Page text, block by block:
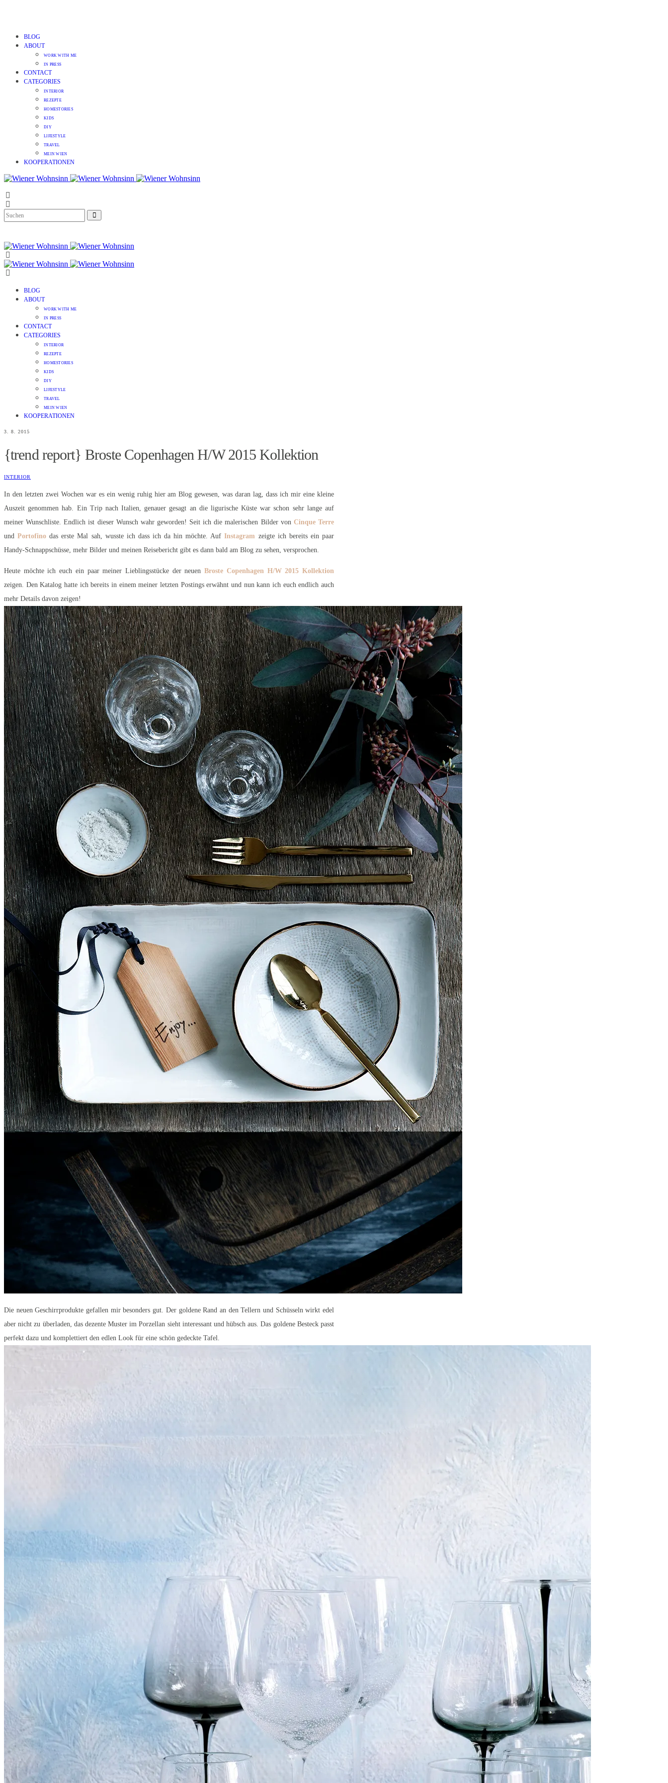
BLOG
ABOUT
WORK WITH ME
IN PRESS
CONTACT
CATEGORIES
INTERIOR
REZEPTE
HOMESTORIES
KIDS
DIY
LIFESTYLE
TRAVEL
MEIN WIEN
KOOPERATIONEN
BLOG
ABOUT
WORK WITH ME
IN PRESS
CONTACT
CATEGORIES
INTERIOR
REZEPTE
HOMESTORIES
KIDS
DIY
LIFESTYLE
TRAVEL
MEIN WIEN
KOOPERATIONEN
3. 8. 2015
{trend report} Broste Copenhagen H/W 2015 Kollektion
INTERIOR
In den letzten zwei Wochen war es ein wenig ruhig hier am Blog gewesen, was daran lag, dass ich mir eine kleine
Auszeit genommen hab. Ein Trip nach Italien, genauer gesagt an die ligurische Küste war schon sehr lange auf
meiner Wunschliste. Endlich ist dieser Wunsch wahr geworden! Seit ich die malerischen Bilder von Cinque Terre
undPortofino das erste Mal sah, wusste ich dass ich da hin möchte. AufInstagram zeigte ich bereits ein paar
Handy-Schnappschüsse, mehr Bilder und meinen Reisebericht gibt es dann bald am Blog zu sehen, versprochen.
Heute möchte ich euch ein paar meiner Lieblingsstücke der neuenBroste Copenhagen H/W 2015 Kollektion
zeigen. Den Katalog hatte ich bereits in einem meiner letzten Postings erwähnt und nun kann ich euch endlich auch
mehr Details davon zeigen!
Die neuen Geschirrprodukte gefallen mir besonders gut. Der goldene Rand an den Tellern und Schüsseln wirkt edel
aber nicht zu überladen, das dezente Muster im Porzellan sieht interessant und hübsch aus. Das goldene Besteck passt
perfekt dazu und komplettiert den edlen Look für eine schön gedeckte Tafel.